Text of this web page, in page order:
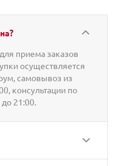
приема заказов
осуществляется
самовывоз из
консультации по
21:00.